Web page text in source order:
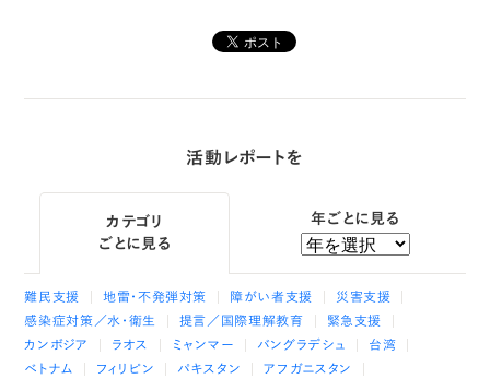
活動レポートを
カテゴリ
ごとに見る
難民支援 地雷・不発弾対策 障がい者支援
災害支援
感染症対策／水・衛生
提言／国際理解教育
緊急支援
カンボジア
ラオス ミャンマー バングラデシュ
台湾
ベトナム
フィリピン パキスタン
アフガニスタン
年ごとに見る